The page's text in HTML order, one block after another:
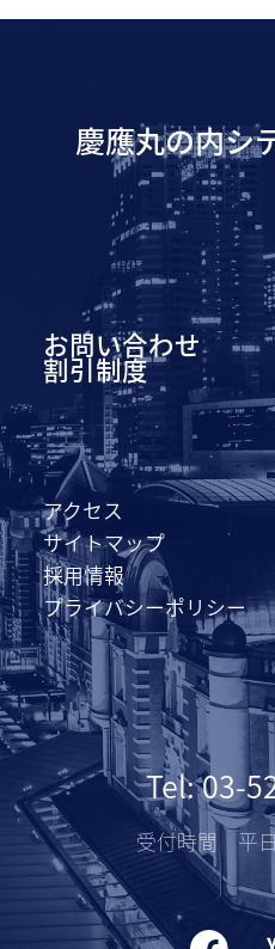
慶應丸の内シ
お問い合わせ
割引制度
アクセス
サイトマップ
採用情報
プライバシーポリシー
Tel: 03-
受付時間 平